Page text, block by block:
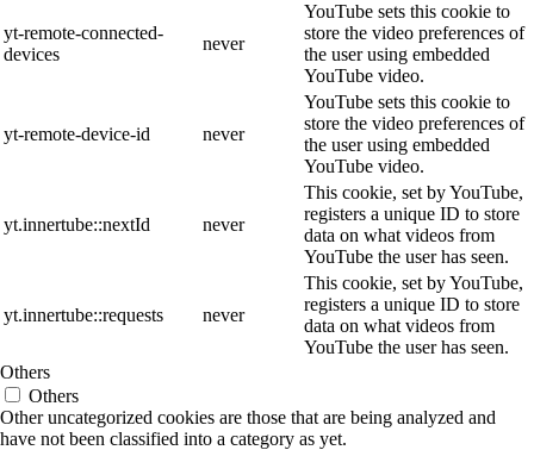
yt-remote-connected-
devices
never
YouTube sets this cookie to
store the video preferences of
the user using embedded
YouTube video.
yt-remote-device-id never
YouTube sets this cookie to
store the video preferences of
the user using embedded
YouTube video.
yt.innertube::nextId never
This cookie, set by YouTube,
registers a unique ID to store
data on what videos from
YouTube the user has seen.
yt.innertube::requests never
This cookie, set by YouTube,
registers a unique ID to store
data on what videos from
YouTube the user has seen.
Others
Others
Other uncategorized cookies are those that are being analyzed and
have not been classified into a category as yet.